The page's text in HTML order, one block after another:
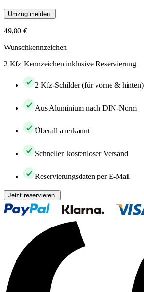
Umzug melden
49,80 €
Wunschkennzeichen
2 Kfz-Kennzeichen inklusive Reservierung
2 Kfz-Schilder (für vorne & hinten)
Aus Aluminium nach DIN-Norm
Überall anerkannt
Schneller, kostenloser Versand
Reservierungsdaten per E-Mail
Jetzt reservieren